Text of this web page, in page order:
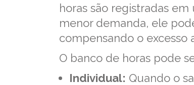
horas são registradas em
menor demanda, ele
compensando o excesso
O banco de horas pode
Individual: Quando o